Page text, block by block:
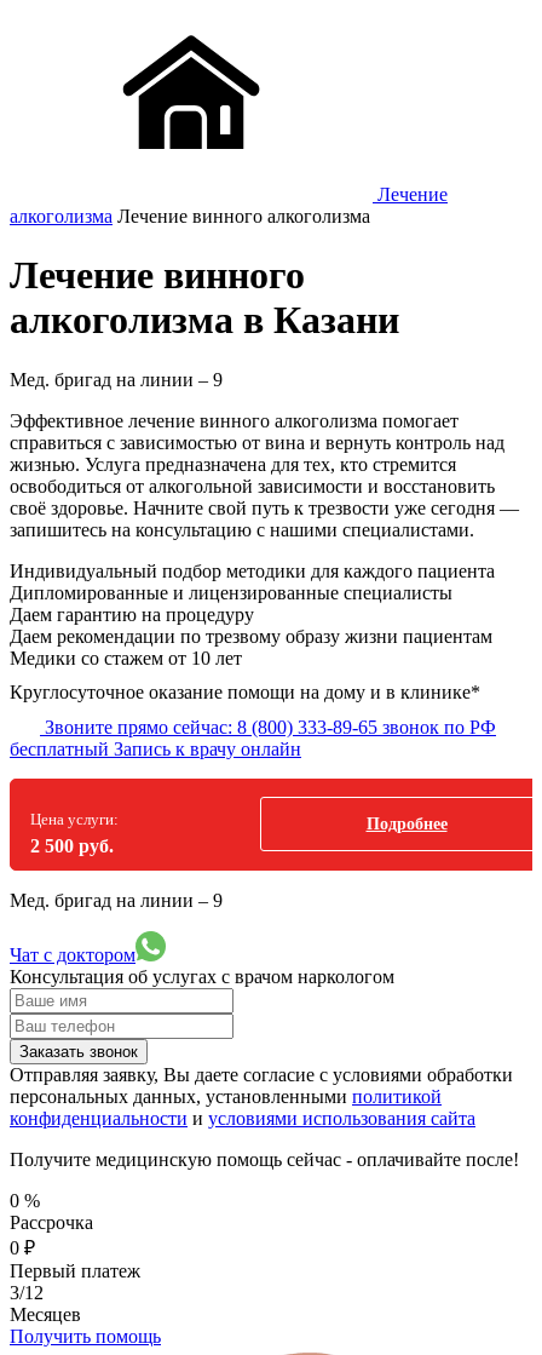
Лечение
алкоголизма Лечение винного алкоголизма
Лечение винного
алкоголизма в Казани
Мед. бригад на линии – 9
Эффективное лечение винного алкоголизма помогает
справиться с зависимостью от вина и вернуть контроль над
жизнью. Услуга предназначена для тех, кто стремится
освободиться от алкогольной зависимости и восстановить
своё здоровье. Начните свой путь к трезвости уже сегодня —
запишитесь на консультацию с нашими специалистами.
Индивидуальный подбор методики для каждого пациента
Дипломированные и лицензированные специалисты
Даем гарантию на процедуру
Даем рекомендации по трезвому образу жизни пациентам
Медики со стажем от 10 лет
Круглосуточное оказание помощи на дому и в клинике*
Звоните прямо сейчас: 8 (800) 333-89-65 звонок по РФ
бесплатный Запись к врачу онлайн
Цена услуги:
2 500 руб.
Подробнее
Мед. бригад на линии – 9
Чат с доктором
Консультация об услугах с врачом наркологом
Заказать звонок
Отправляя заявку, Вы даете согласие с условиями обработки
персональных данных, установленными политикой
конфиденциальности и условиями использования сайта
Получите медицинскую помощь сейчас - оплачивайте после!
0 %
Рассрочка
0 ₽
Первый платеж
3/12
Месяцев
Получить помощь